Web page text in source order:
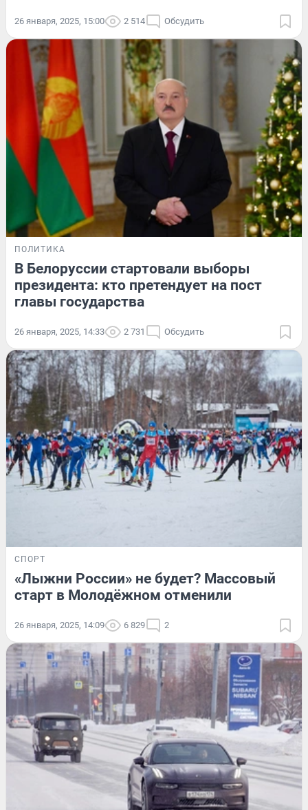
26 января, 2025, 15:00 2 514 Обсудить
ПОЛИТИКА
В Белоруссии стартовали выборы
президента: кто претендует на пост
главы государства
26 января, 2025, 14:33 2 731 Обсудить
СПОРТ
«Лыжни России» не будет? Массовый
старт в Молодёжном отменили
26 января, 2025, 14:09 6 829 2